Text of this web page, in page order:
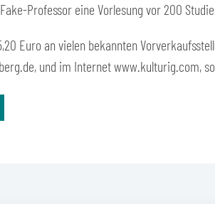
Professor eine Vorlesung vor 200
Euro an vielen bekannten
und im Internet www.kulturig.com,